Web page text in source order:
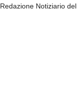
Redazione Notiziario del